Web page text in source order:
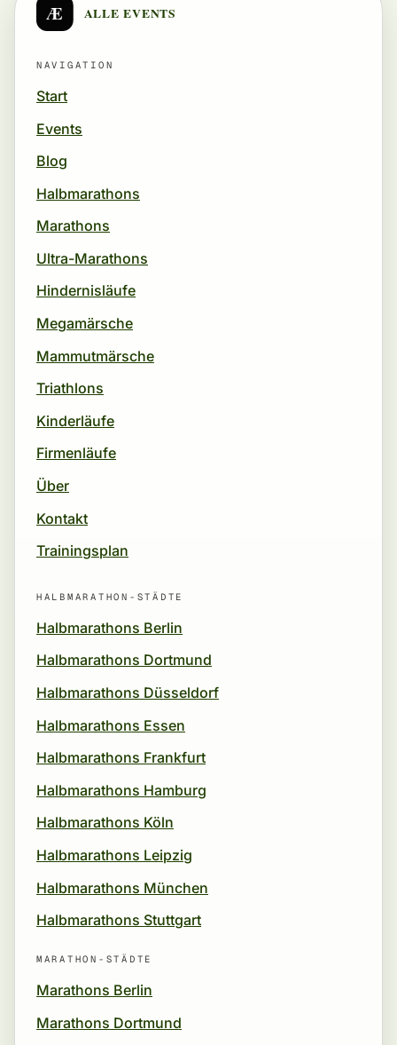
Æ ALLE EVENTS
NAVIGATION
Start
Events
Blog
Halbmarathons
Marathons
Ultra-Marathons
Hindernisläufe
Megamärsche
Mammutmärsche
Triathlons
Kinderläufe
Firmenläufe
Über
Kontakt
Trainingsplan
HALBMARATHON-STÄDTE
Halbmarathons Berlin
Halbmarathons Dortmund
Halbmarathons Düsseldorf
Halbmarathons Essen
Halbmarathons Frankfurt
Halbmarathons Hamburg
Halbmarathons Köln
Halbmarathons Leipzig
Halbmarathons München
Halbmarathons Stuttgart
MARATHON-STÄDTE
Marathons Berlin
Marathons Dortmund